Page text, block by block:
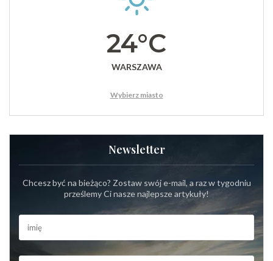
24°C
WARSZAWA
Wybierz miasto
Newsletter
Chcesz być na bieżąco? Zostaw swój e-mail, a raz w tygodniu
prześlemy Ci nasze najlepsze artykuły!